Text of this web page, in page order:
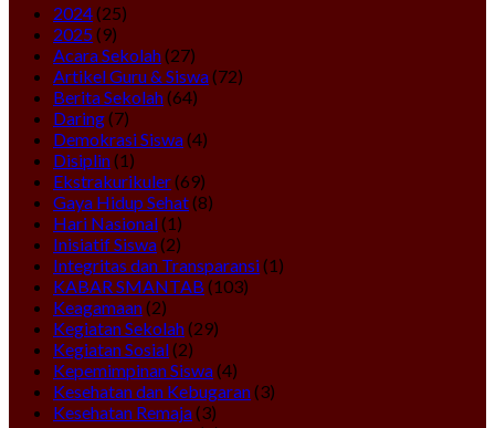
2024(25)
2025(9)
Acara Sekolah(27)
Artikel Guru & Siswa(72)
Berita Sekolah(64)
Daring(7)
Demokrasi Siswa(4)
Disiplin(1)
Ekstrakurikuler(69)
Gaya Hidup Sehat(8)
Hari Nasional(1)
Inisiatif Siswa(2)
Integritas dan Transparansi(1)
KABAR SMANTAB (103)
Keagamaan(2)
Kegiatan Sekolah(29)
Kegiatan Sosial(2)
Kepemimpinan Siswa(4)
Kesehatan dan Kebugaran(3)
Kesehatan Remaja(3)